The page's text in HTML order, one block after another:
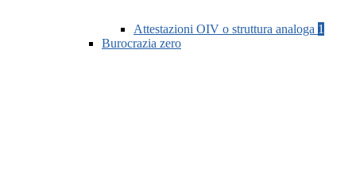
Attestazioni OIV o struttura analoga 1
Burocrazia zero